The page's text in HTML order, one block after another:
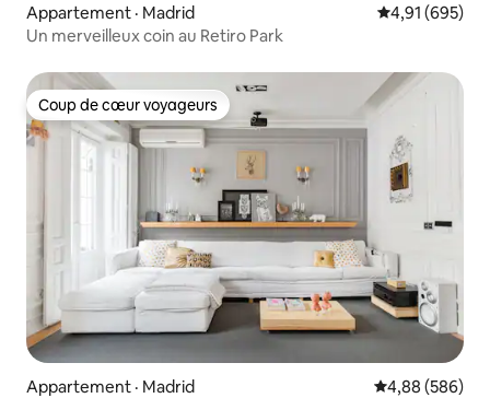
Appartement · Madrid Note
4,91 (695)
Un merveilleux coin au Retiro Park
Coup de cœur voyageurs
Coup de cœur voyageurs
Appartement · Madrid Note
4,88 (586)